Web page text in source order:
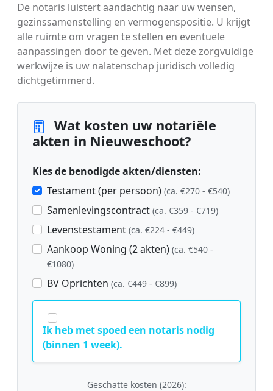
De notaris luistert aandachtig naar uw wensen,
gezinssamenstelling en vermogenspositie. U krijgt
alle ruimte om vragen te stellen en eventuele
aanpassingen door te geven. Met deze zorgvuldige
werkwijze is uw nalatenschap juridisch volledig
dichtgetimmerd.
Wat kosten uw notariële
akten in Nieuweschoot?
Kies de benodigde akten/diensten:
Testament (per persoon) (ca. €270 - €540)
Samenlevingscontract (ca. €359 - €719)
Levenstestament (ca. €224 - €449)
Aankoop Woning (2 akten) (ca. €540 -
€1080)
BV Oprichten (ca. €449 - €899)
Ik heb met spoed een notaris nodig
(binnen 1 week).
Geschatte kosten (2026):